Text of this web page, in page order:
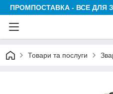
ПРОМПОСТАВКА - ВСЕ ДЛЯ
Товари та послуги